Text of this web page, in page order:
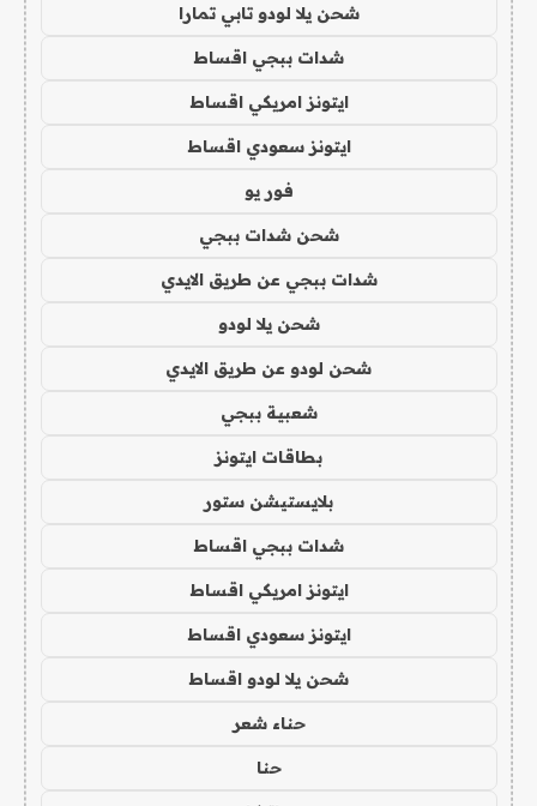
شحن يلا لودو تابي تمارا
شدات ببجي اقساط
ايتونز امريكي اقساط
ايتونز سعودي اقساط
فور يو
شحن شدات ببجي
شدات ببجي عن طريق الايدي
شحن يلا لودو
شحن لودو عن طريق الايدي
شعبية ببجي
بطاقات ايتونز
بلايستيشن ستور
شدات ببجي اقساط
ايتونز امريكي اقساط
ايتونز سعودي اقساط
شحن يلا لودو اقساط
حناء شعر
حنا